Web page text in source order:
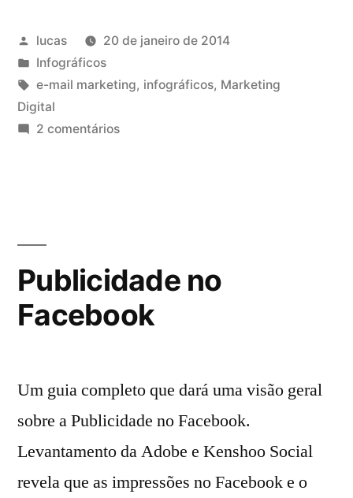
lucas
20 de janeiro de 2014
Infográficos
e-mail marketing, infográficos, Marketing
Digital
2 comentários
Publicidade no
Facebook
Um guia completo que dará uma visão geral
sobre a Publicidade no Facebook.
Levantamento da Adobe e Kenshoo Social
revela que as impressões no Facebook e o